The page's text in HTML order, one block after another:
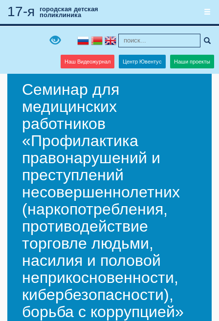
Наш Видеожурнал Центр Ювентус Наши проекты
17-я
городская детская
поликлиника
Семинар для
медицинских
работников
«Профилактика
правонарушений и
преступлений
несовершеннолетних
(наркопотребления,
противодействие
торговле людьми,
насилия и половой
неприкосновенности,
кибербезопасности),
борьба с коррупцией»